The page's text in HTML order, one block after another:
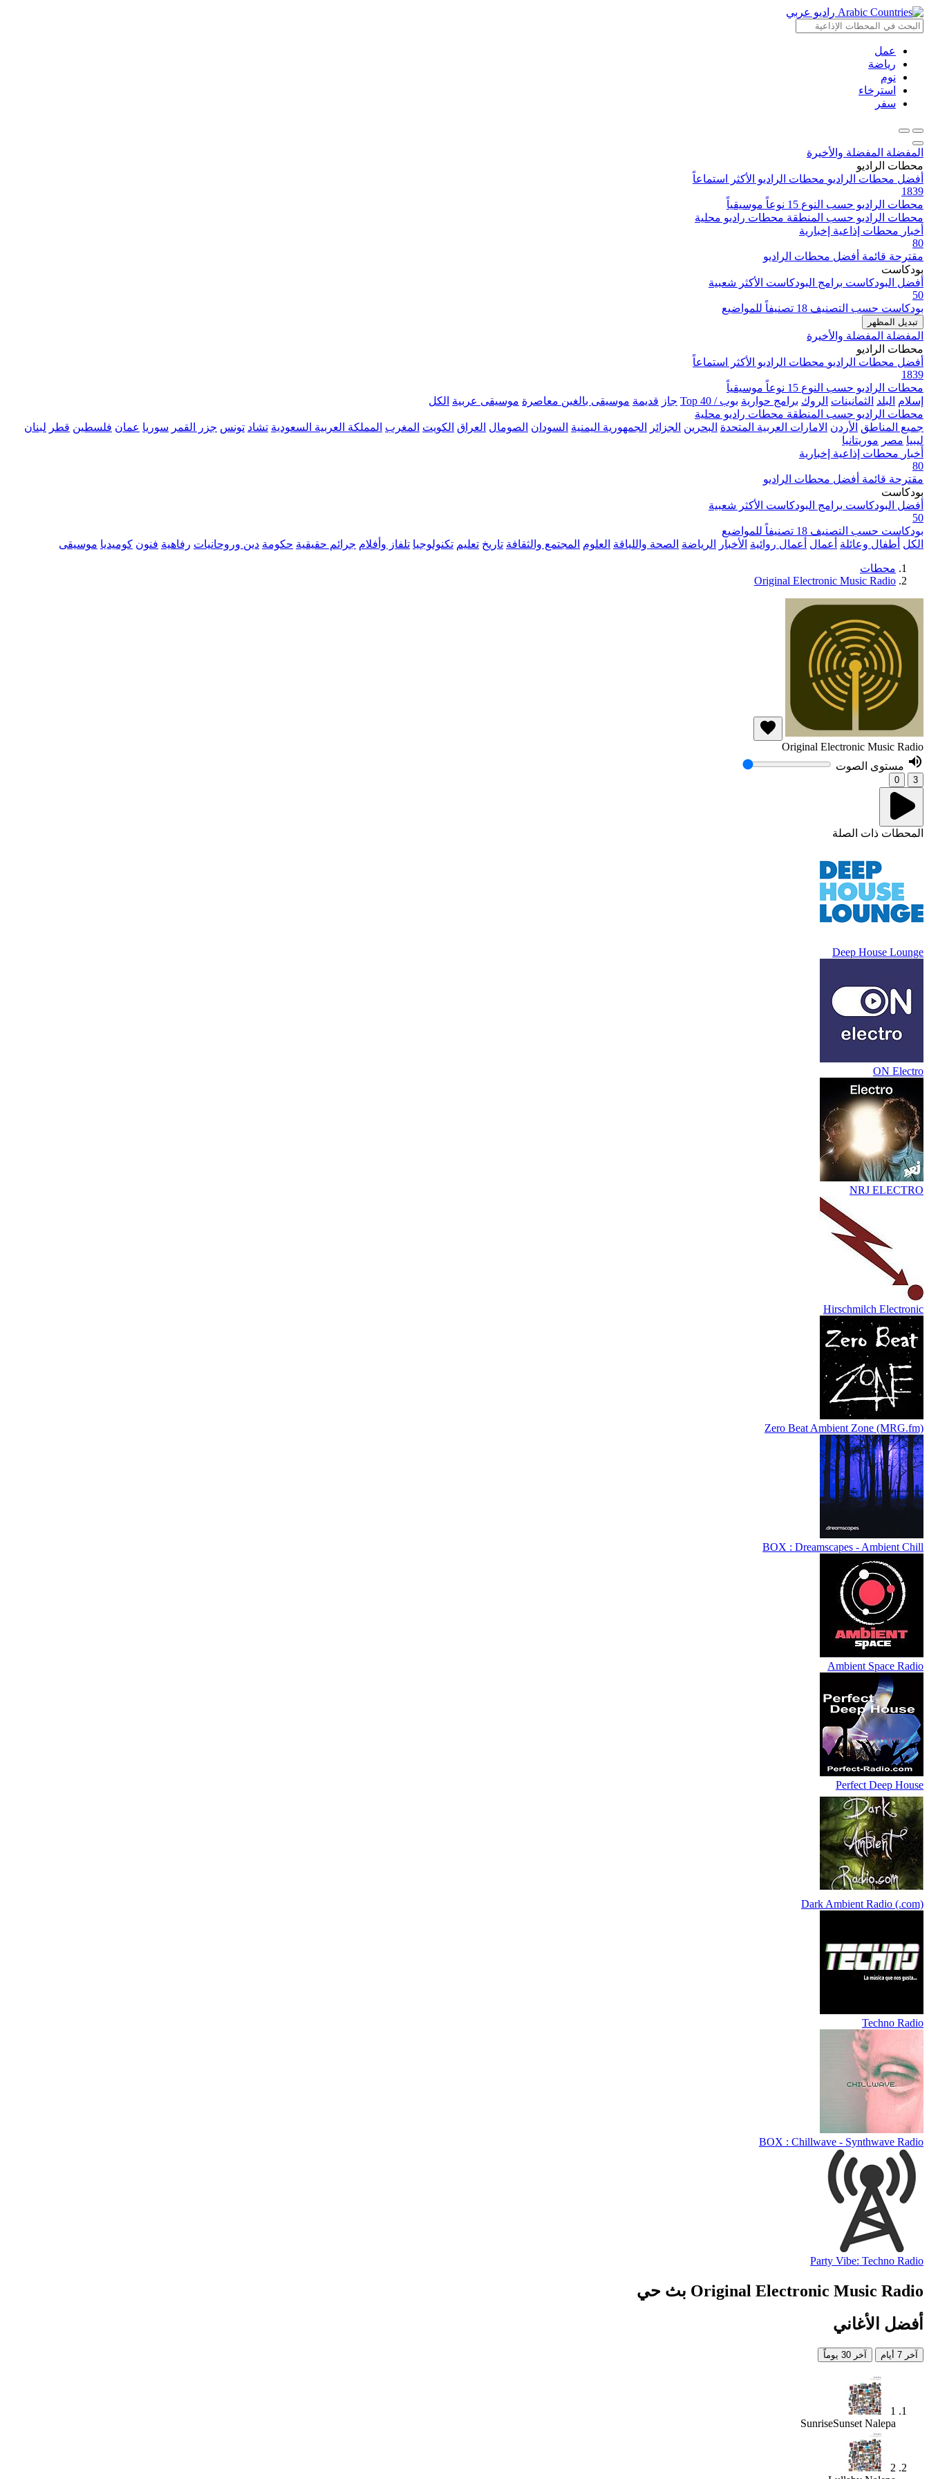
راديو عربي
عمل
رياضة
نوم
استرخاء
سفر
المفضلة المفضلة والأخيرة
محطات الراديو
أفضل محطات الراديو محطات الراديو الأكثر استماعاً
1839
محطات الراديو حسب النوع 15 نوعاً موسيقياً
محطات الراديو حسب المنطقة محطات راديو محلية
أخبار محطات إذاعية إخبارية
80
مقترحة قائمة أفضل محطات الراديو
بودكاست
أفضل البودكاست برامج البودكاست الأكثر شعبية
50
بودكاست حسب التصنيف 18 تصنيفاً للمواضيع
تبديل المظهر
المفضلة المفضلة والأخيرة
محطات الراديو
أفضل محطات الراديو محطات الراديو الأكثر استماعاً
1839
محطات الراديو حسب النوع 15 نوعاً موسيقياً
إسلام البلد الثمانينات الروك برامج حوارية بوب / Top 40 جاز قديمة موسيقى بالغين معاصرة موسيقى عربية الكل
محطات الراديو حسب المنطقة محطات راديو محلية
جميع المناطق الأردن الامارات العربية المتحدة البحرين الجزائر الجمهورية اليمنية السودان الصومال العراق الكويت المغرب المملكة العربية السعودية تشاد تونس جزر القمر سوريا عمان فلسطين قطر لبنان
ليبيا مصر موريتانيا
أخبار محطات إذاعية إخبارية
80
مقترحة قائمة أفضل محطات الراديو
بودكاست
أفضل البودكاست برامج البودكاست الأكثر شعبية
50
بودكاست حسب التصنيف 18 تصنيفاً للمواضيع
الكل أطفال وعائلة أعمال أعمال روائية الأخبار الرياضة الصحة واللياقة العلوم المجتمع والثقافة تاريخ تعليم تكنولوجيا تلفاز وأفلام جرائم حقيقية حكومة دين وروحانيات رفاهية فنون كوميديا موسيقى
محطات
Original Electronic Music Radio
Original Electronic Music Radio
مستوى الصوت
3
0
المحطات ذات الصلة
Deep House Lounge
ON Electro
NRJ ELECTRO
Hirschmilch Electronic
Zero Beat Ambient Zone (MRG.fm)
BOX : Dreamscapes - Ambient Chill
Ambient Space Radio
Perfect Deep House
Dark Ambient Radio (.com)
Techno Radio
BOX : Chillwave - Synthwave Radio
Party Vibe: Techno Radio
Original Electronic Music Radio بث حي
أفضل الأغاني
آخر 7 أيام آخر 30 يوماً
1
SunriseSunset Nalepa
2